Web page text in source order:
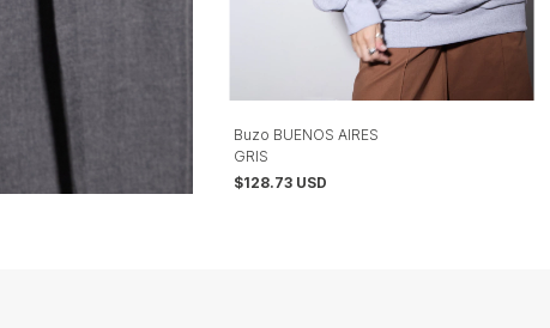
Buzo BUENOS AIRES
GRIS
$128.73 USD